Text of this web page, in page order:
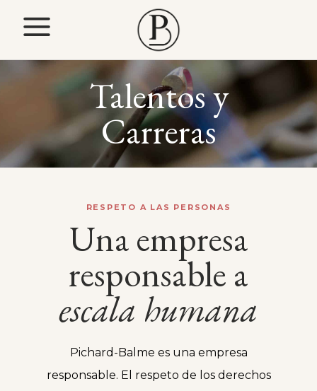
Talentos y
Carreras
RESPETO A LAS PERSONAS
Una empresa
responsable a
escala humana
Pichard-Balme es una empresa
responsable. El respeto de los derechos